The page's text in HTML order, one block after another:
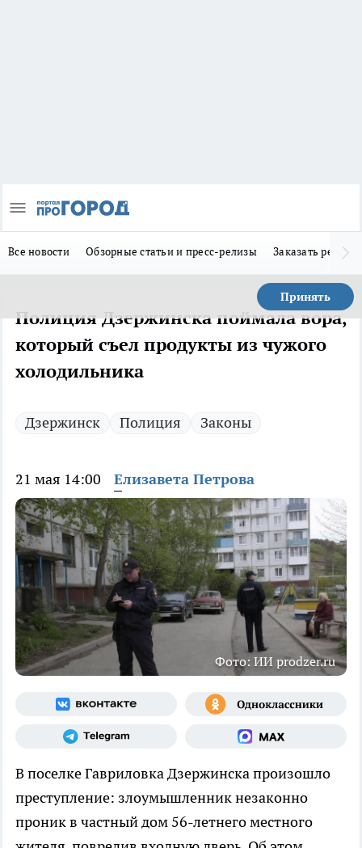
Все новости Обзорные статьи и пресс-релизы Заказать
Принять
Полиция Дзержинска поймала вора,
который съел продукты из чужого
холодильника
Дзержинск Полиция Законы
21 мая 14:00 Елизавета Петрова
Фото: ИИ prodzer.ru
В поселке Гавриловка Дзержинска произошло
преступление: злоумышленник незаконно
проник в частный дом 56-летнего местного